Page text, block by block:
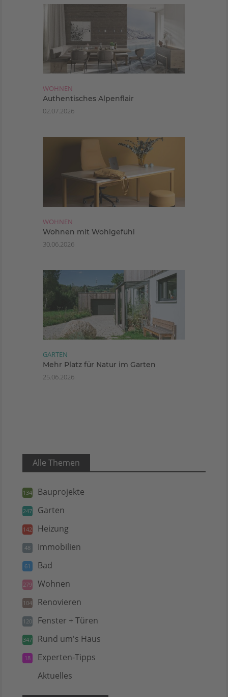
WOHNEN
Authentisches Alpenflair
02.07.2026
WOHNEN
Wohnen mit Wohlgefühl
30.06.2026
GARTEN
Mehr Platz für Natur im Garten
25.06.2026
Alle Themen
134 Bauprojekte
247 Garten
142 Heizung
48 Immobilien
61 Bad
279 Wohnen
104 Renovieren
120 Fenster + Türen
347 Rund um's Haus
18 Experten-Tipps
Aktuelles